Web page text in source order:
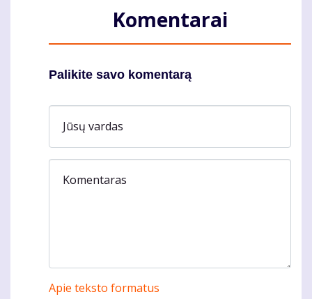
Komentarai
Palikite savo komentarą
Jūsų vardas
Komentaras
Apie teksto formatus